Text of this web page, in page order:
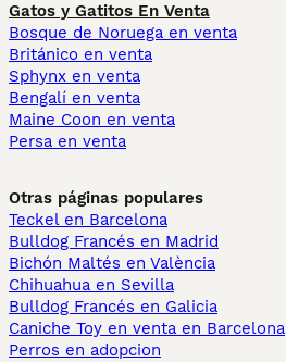
Gatos y Gatitos En Venta
Bosque de Noruega en venta
Británico en venta
Sphynx en venta
Bengalí en venta
Maine Coon en venta
Persa en venta
Otras páginas populares
Teckel en Barcelona
Bulldog Francés en Madrid
Bichón Maltés en València
Chihuahua en Sevilla
Bulldog Francés en Galicia
Caniche Toy en venta en Barcelona
Perros en adopcion